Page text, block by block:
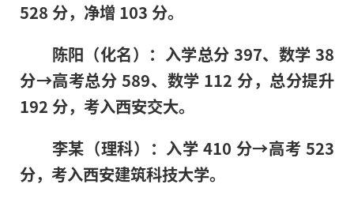
528 分，净增 103 分。
陈阳（化名）：入学总分 397、数学 38
分→高考总分 589、数学 112 分，总分提升
192 分，考入西安交大。
李某（理科）：入学 410 分→高考 523
分，考入西安建筑科技大学。